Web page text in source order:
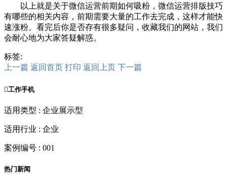
以上就是关于微信运营前期如何吸粉，微信运营排版技巧
有哪些的相关内容，前期需要大量的工作去完成，这样才能快
速涨粉。看完后你是否存有很多疑问，收藏我们的网站，我们
会耐心地为大家答疑解惑。
标签:
上一篇 返回首页 打印 返回上页 下一篇
工作手机
适用类型 : 企业展示型
适用行业 : 企业
案例编号 : 001
热门新闻